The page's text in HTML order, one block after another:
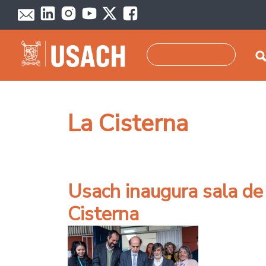
Pasar al contenido principal
La Cisterna
Usach inaugura sala
Cisterna